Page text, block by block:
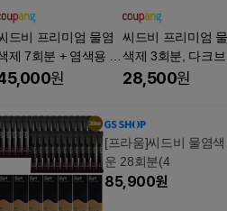
드비 프리미엄 물염
제 7회분 + 염색용 쉐
커 + 트레이 세트, 03
원
씨드비 프리미엄
색제 3회분, 다크브
운, 2개
28,500원
[프라움]씨드비 물염
운 28회분(4
85,900원